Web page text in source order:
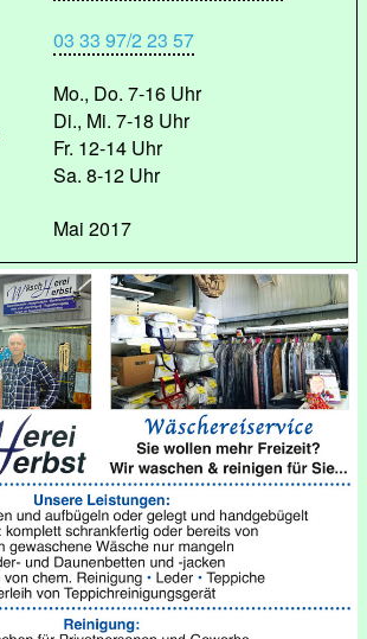
03 33 97/2 23 57
Mo., Do. 7-16 Uhr
Di., Mi. 7-18 Uhr
Fr. 12-14 Uhr
Sa. 8-12 Uhr
Mai 2017